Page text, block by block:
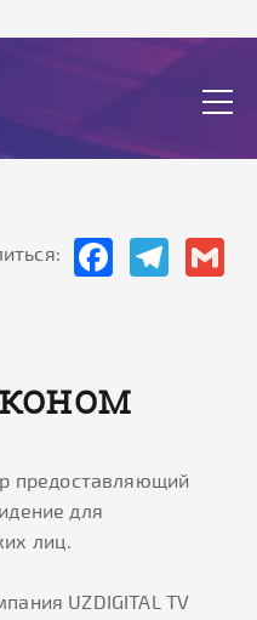
FacebookTelegram
предоставляющий
для
лиц.
UZDIGITAL TV